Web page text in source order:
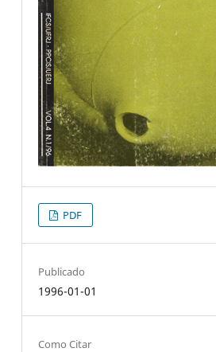
PDF
Publicado
1996-01-01
Como Citar